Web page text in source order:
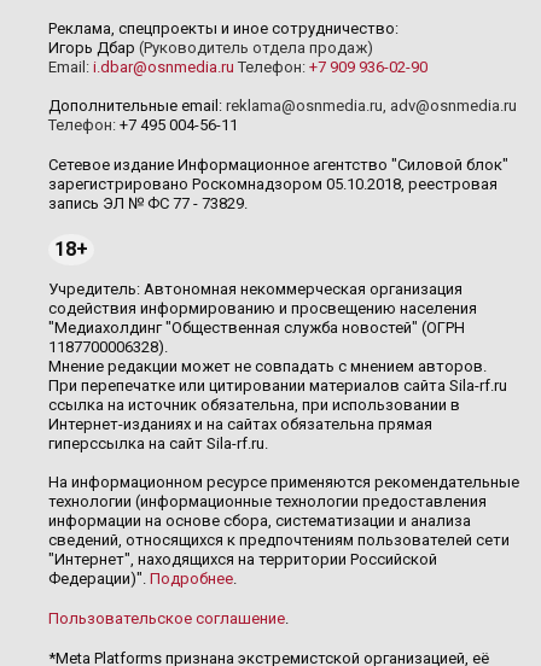
Реклама, спецпроекты и иное сотрудничество:
Игорь Дбар (Руководитель отдела продаж)
Email: i.dbar@osnmedia.ru Телефон: +7 909 936-02-90
Дополнительные email: reklama@osnmedia.ru, adv@osnmedia.ru
Телефон: +7 495 004-56-11
Сетевое издание Информационное агентство "Силовой блок"
зарегистрировано Роскомнадзором 05.10.2018, реестровая
запись ЭЛ № ФС 77 - 73829.
18+
Учредитель: Автономная некоммерческая организация
содействия информированию и просвещению населения
"Медиахолдинг "Общественная служба новостей" (ОГРН
1187700006328).
Мнение редакции может не совпадать с мнением авторов.
При перепечатке или цитировании материалов сайта Sila-rf.ru
ссылка на источник обязательна, при использовании в
Интернет-изданиях и на сайтах обязательна прямая
гиперссылка на сайт Sila-rf.ru.
На информационном ресурсе применяются рекомендательные
технологии (информационные технологии предоставления
информации на основе сбора, систематизации и анализа
сведений, относящихся к предпочтениям пользователей сети
"Интернет", находящихся на территории Российской
Федерации)". Подробнее.
Пользовательское соглашение.
*Meta Platforms признана экстремистской организацией, её